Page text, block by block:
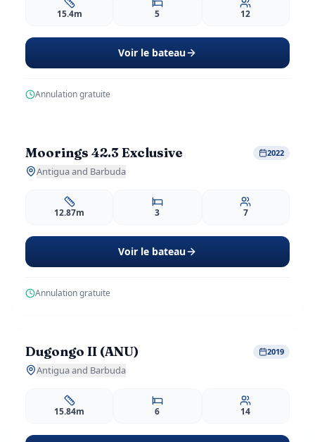
15.4m 5 12
Voir le bateau
Annulation gratuite
Réservation Anticipée-20%
2 avis
Moorings 42.3 Exclusive 2022
Antigua and Barbuda
12.87m 3 7
Voir le bateau
Annulation gratuite
Réservation Anticipée-10%
3 avis
Dugongo II (ANU) 2019
Antigua and Barbuda
15.84m 6 14